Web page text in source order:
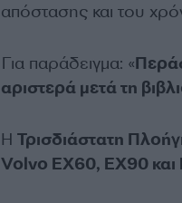
απόστασης και του
Για παράδειγμα: «
αριστερά μετά τη
Η Τρισδιάστατη
Volvo EX60, EX90 και